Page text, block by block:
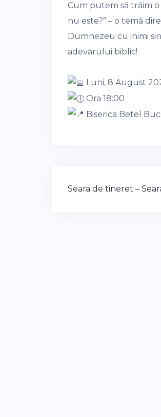
Cum putem să trăim
nu este?” – o temă
Dumnezeu cu inimi
adevărului biblic!
Luni, 8 August
Ora 18:00
Biserica Betel
Post
Seara de tineret –